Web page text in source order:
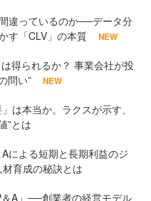
違っているのか──データ分
す「CLV」の本質
NEW
得られるか？ 事業会社が投
問い”
NEW
は本当か。ラクスが示す、
”とは
による短期と長期利益のジ
育成の秘訣とは
A」──創業者の経営モデル